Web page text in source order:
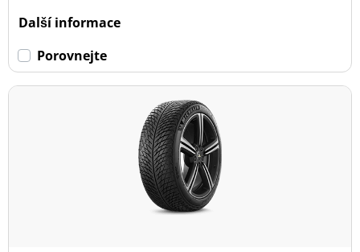
Další informace
Porovnejte